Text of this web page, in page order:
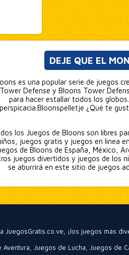
DEJE QUE EL
es una popular serie de juegos
Defense y Bloons Tower
para hacer estallar todos los
perspicacia.Bloonspelletje ¿Qué te
los Juegos de Bloons son libres
juegos gratis y juegos en linea
de Bloons de España, México,
juegos divertidos y juegos de los
se aburrirá en este sitio de juegos
JuegosGratis.co.ve, ¡los juegos más
Aventura ,Juegos de Lucha ,Juegos de